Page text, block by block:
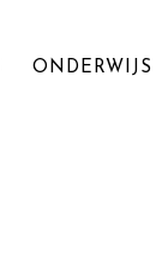
ONDERWIJS